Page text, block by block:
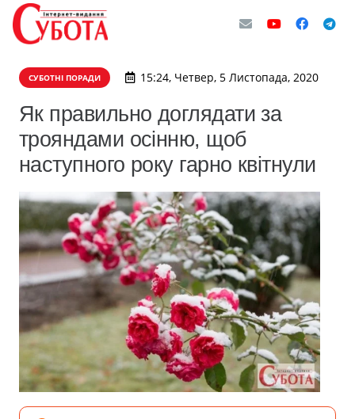
СУБОТНІ ПОРАДИ 15:24, Четвер, 5 Листопада, 2020
Як правильно доглядати за
трояндами осінню, щоб
наступного року гарно квітнули